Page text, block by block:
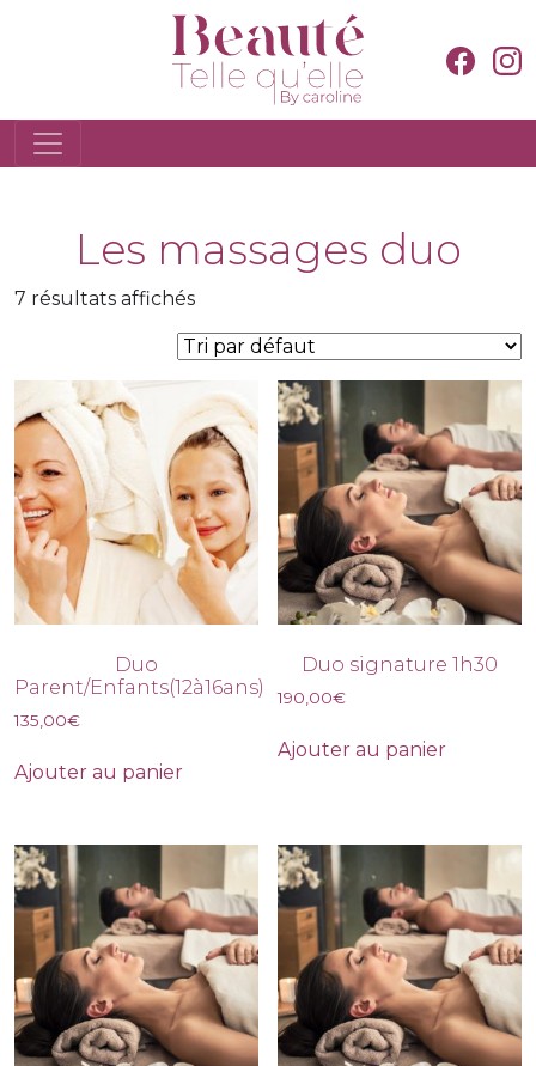
Les massages duo
7 résultats affichés
Duo
Parent/Enfants(12à16ans)
135,00€
Ajouter au panier
Duo signature 1h30
190,00€
Ajouter au panier